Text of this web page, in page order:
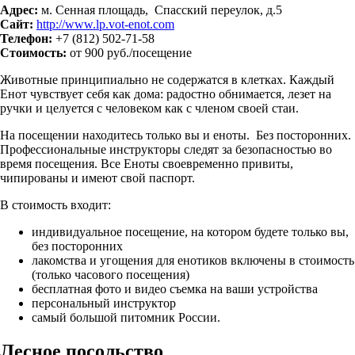
Адрес: м. Сенная площадь, Спасский переулок, д.5
Сайт: http://www.lp.vot-enot.com
Телефон: +7 (812) 502-71-58
Стоимость: от 900 руб./посещение
Животные принципиально не содержатся в клетках. Каждый
Енот чувствует себя как дома: радостно обнимается, лезет на
ручки и целуется с человеком как с членом своей стаи.
На посещении находитесь только вы и еноты. Без посторонних.
Профессиональные инструкторы следят за безопасностью во
время посещения. Все Еноты своевременно привиты,
чипированы и имеют свой паспорт.
В стоимость входит:
индивидуальное посещение, на котором будете только вы,
без посторонних
лакомства и угощения для енотиков включены в стоимость
(только часового посещения)
бесплатная фото и видео съемка на ваши устройства
персональный инструктор
самый большой питомник России.